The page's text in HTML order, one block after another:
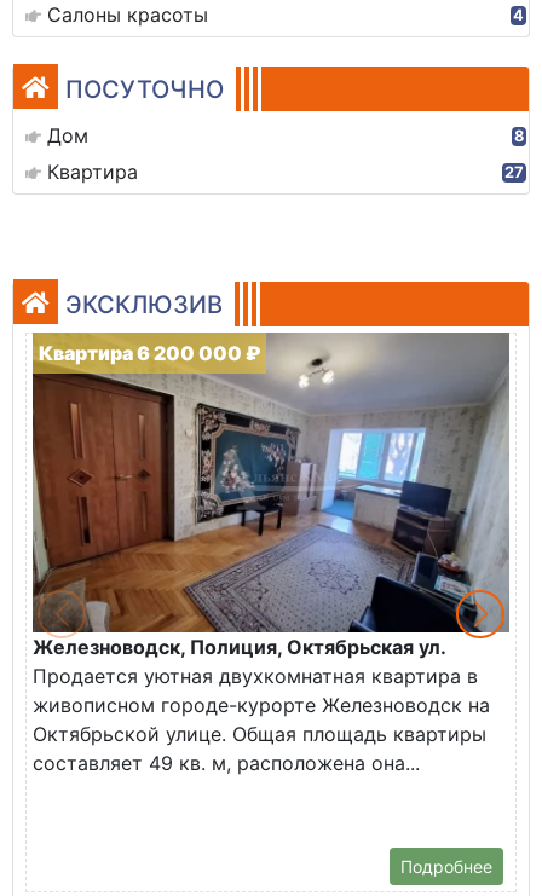
Салоны красоты 4
ПОСУТОЧНО
Дом 8
Квартира 27
ЭКСКЛЮЗИВ
Квартира 6 200 000 ₽
Железноводск, Полиция, Октябрьская ул.
Продается уютная двухкомнатная квартира в
живописном городе-курорте Железноводск на
Октябрьской улице. Общая площадь квартиры
составляет 49 кв. м, расположена она...
Подробнее